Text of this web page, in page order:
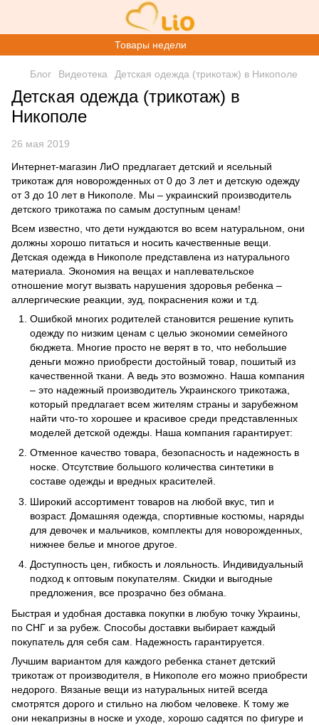
Товары недели
Блог Видеотека Детская одежда (трикотаж) в Никополе
Детская одежда (трикотаж) в
Никополе
26 мая 2019
Интернет-магазин ЛиО предлагает детский и ясельный
трикотаж для новорожденных от 0 до 3 лет и детскую одежду
от 3 до 10 лет в Никополе. Мы – украинский производитель
детского трикотажа по самым доступным ценам!
Всем известно, что дети нуждаются во всем натуральном, они
должны хорошо питаться и носить качественные вещи.
Детская одежда в Никополе представлена из натурального
материала. Экономия на вещах и наплевательское
отношение могут вызвать нарушения здоровья ребенка –
аллергические реакции, зуд, покраснения кожи и т.д.
Ошибкой многих родителей становится решение купить
одежду по низким ценам с целью экономии семейного
бюджета. Многие просто не верят в то, что небольшие
деньги можно приобрести достойный товар, пошитый из
качественной ткани. А ведь это возможно. Наша компания
– это надежный производитель Украинского трикотажа,
который предлагает всем жителям страны и зарубежном
найти что-то хорошее и красивое среди представленных
моделей детской одежды. Наша компания гарантирует:
Отменное качество товара, безопасность и надежность в
носке. Отсутствие большого количества синтетики в
составе одежды и вредных красителей.
Широкий ассортимент товаров на любой вкус, тип и
возраст. Домашняя одежда, спортивные костюмы, наряды
для девочек и мальчиков, комплекты для новорожденных,
нижнее белье и многое другое.
Доступность цен, гибкость и лояльность. Индивидуальный
подход к оптовым покупателям. Скидки и выгодные
предложения, все прозрачно без обмана.
Быстрая и удобная доставка покупки в любую точку Украины,
по СНГ и за рубеж. Способы доставки выбирает каждый
покупатель для себя сам. Надежность гарантируется.
Лучшим вариантом для каждого ребенка станет детский
трикотаж от производителя, в Никополе его можно приобрести
недорого. Вязаные вещи из натуральных нитей всегда
смотрятся дорого и стильно на любом человеке. К тому же
они некапризны в носке и уходе, хорошо садятся по фигуре и